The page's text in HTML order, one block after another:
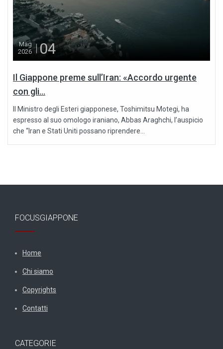
Mag
2026
04
Il Giappone preme sull’Iran: «Accordo urgente
con gli...
Il Ministro degli Esteri giapponese, Toshimitsu Motegi, ha
espresso al suo omologo iraniano, Abbas Araghchi, l’auspicio
che “Iran e Stati Uniti possano riprendere...
FOCUSGIAPPONE
Home
Chi siamo
Copyrights
Contatti
CATEGORIE